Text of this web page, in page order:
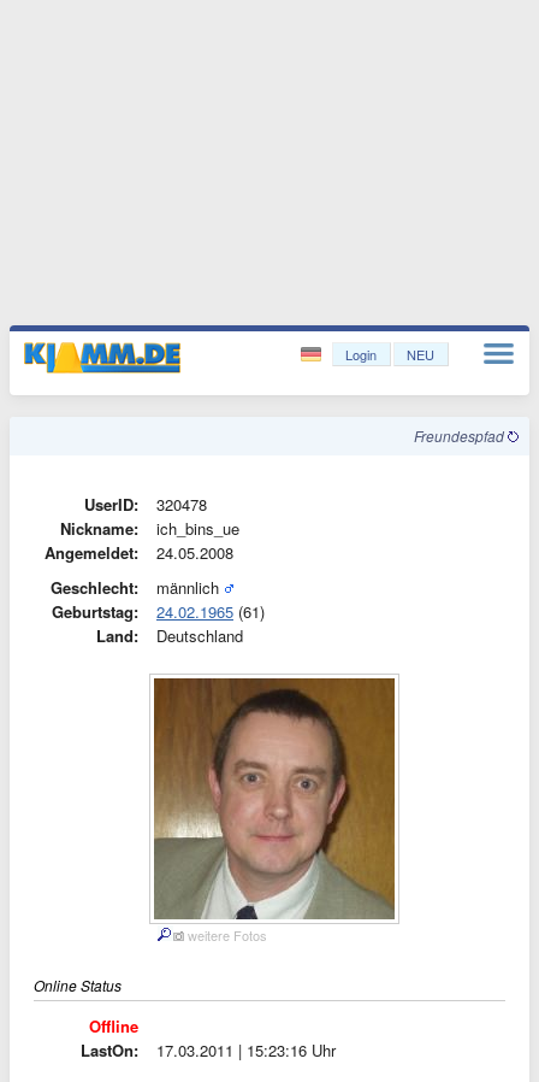
Login NEU
Freundespfad
UserID:
320478
Nickname:
ich_bins_ue
Angemeldet:
24.05.2008
Geschlecht:
männlich
Geburtstag:
24.02.1965 (61)
Land:
Deutschland
weitere Fotos
Online Status
Offline
LastOn:
17.03.2011 | 15:23:16 Uhr